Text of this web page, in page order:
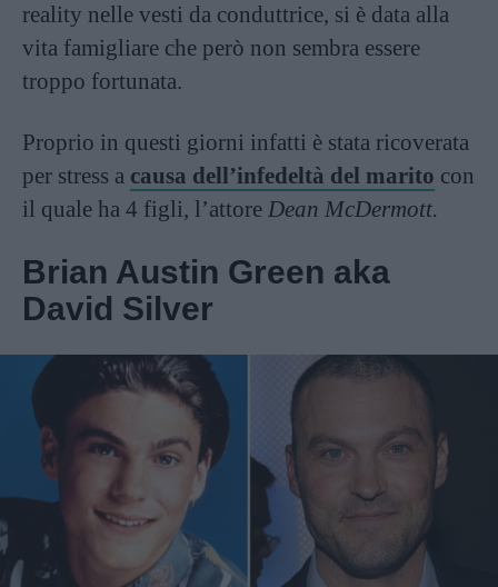
reality nelle vesti da conduttrice, si è data alla
vita famigliare che però non sembra essere
troppo fortunata.
Proprio in questi giorni infatti è stata ricoverata
per stress a causa dell’infedeltà del marito con
il quale ha 4 figli, l’attore Dean McDermott.
Brian Austin Green aka
David Silver